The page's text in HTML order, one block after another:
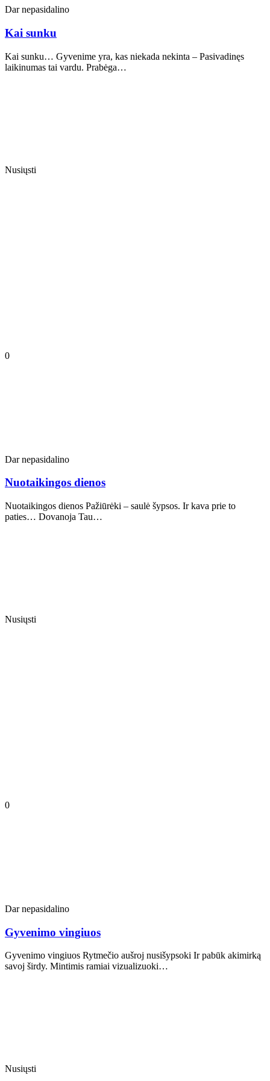
Dar nepasidalino
Kai sunku
Kai sunku… Gyvenime yra, kas niekada nekinta – Pasivadinęs
laikinumas tai vardu. Prabėga…
Nusiųsti
0
Dar nepasidalino
Nuotaikingos dienos
Nuotaikingos dienos Pažiūrėki – saulė šypsos. Ir kava prie to
paties… Dovanoja Tau…
Nusiųsti
0
Dar nepasidalino
Gyvenimo vingiuos
Gyvenimo vingiuos Rytmečio aušroj nusišypsoki Ir pabūk akimirką
savoj širdy. Mintimis ramiai vizualizuoki…
Nusiųsti